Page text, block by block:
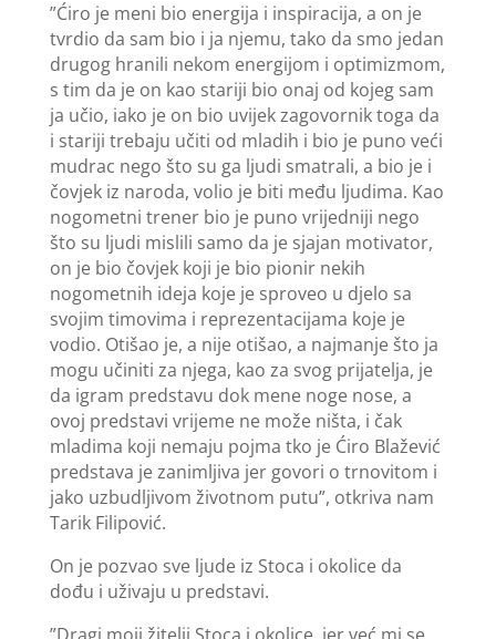
”Ćiro je meni bio energija i inspiracija, a on je
tvrdio da sam bio i ja njemu, tako da smo jedan
drugog hranili nekom energijom i optimizmom,
s tim da je on kao stariji bio onaj od kojeg sam
ja učio, iako je on bio uvijek zagovornik toga da
i stariji trebaju učiti od mladih i bio je puno veći
mudrac nego što su ga ljudi smatrali, a bio je i
čovjek iz naroda, volio je biti među ljudima. Kao
nogometni trener bio je puno vrijedniji nego
što su ljudi mislili samo da je sjajan motivator,
on je bio čovjek koji je bio pionir nekih
nogometnih ideja koje je sproveo u djelo sa
svojim timovima i reprezentacijama koje je
vodio. Otišao je, a nije otišao, a najmanje što ja
mogu učiniti za njega, kao za svog prijatelja, je
da igram predstavu dok mene noge nose, a
ovoj predstavi vrijeme ne može ništa, i čak
mladima koji nemaju pojma tko je Ćiro Blažević
predstava je zanimljiva jer govori o trnovitom i
jako uzbudljivom životnom putu”, otkriva nam
Tarik Filipović.
On je pozvao sve ljude iz Stoca i okolice da
dođu i uživaju u predstavi.